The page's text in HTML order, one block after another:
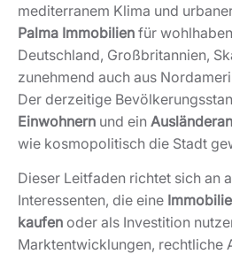
mediterranem Klima und
Palma Immobilien für
Deutschland, Großbritannien,
zunehmend auch aus
Der derzeitige
Einwohnern und ein
wie kosmopolitisch die Stadt
Dieser Leitfaden richtet sich an
Interessenten, die eine
kaufen oder als Investition
Marktentwicklungen, rechtliche